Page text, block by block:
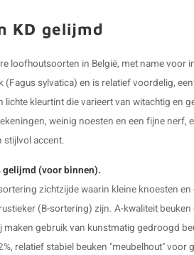
KD gelijmd
loofhoutsoorten in België, met name voor
(Fagus sylvatica) en is relatief voordelig,
lichte kleurtint die varieert van witachtig en
weinig noesten en een fijne nerf,
stijlvol accent.
gelijmd (voor binnen).
zichtzijde waarin kleine knoesten
(B-sortering) zijn. A-kwaliteit
gebruik van kunstmatig gedroogd
relatief stabiel beuken "meubelhout" voor